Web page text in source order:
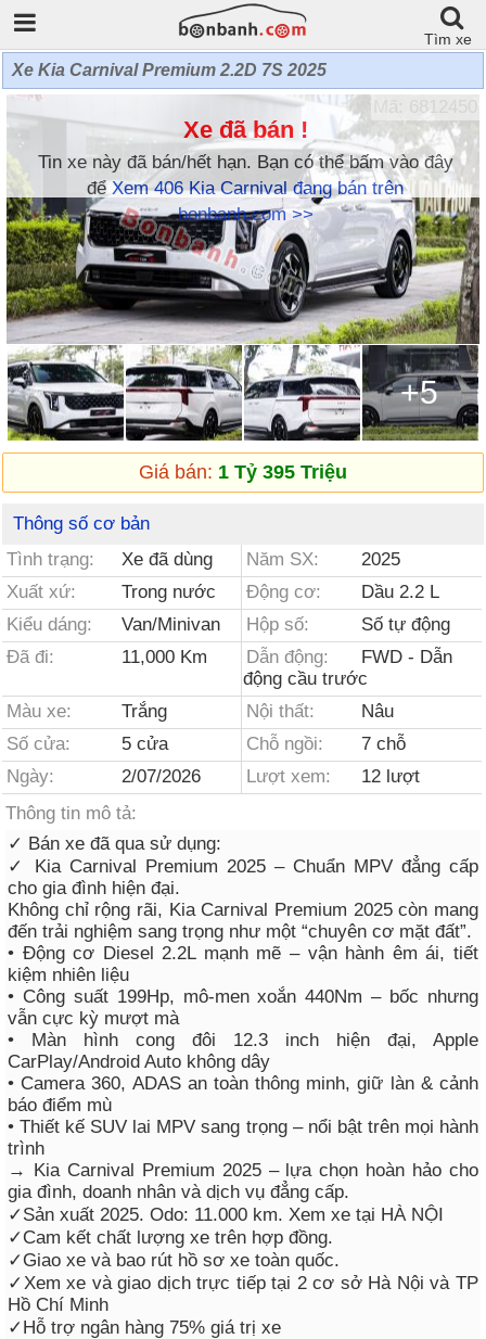
Tìm xe
Xe Kia Carnival Premium 2.2D 7S 2025
Xe đã bán !
Tin xe này đã bán/hết hạn. Bạn có thể bấm vào đây
để Xem 406 Kia Carnival đang bán trên
bonbanh.com >>
Mã: 6812450
+5
Giá bán: 1 Tỷ 395 Triệu
Thông số cơ bản
Tình trạng:
Xe đã dùng Năm SX:
2025
Xuất xứ:
Trong nước Động cơ:
Dầu 2.2 L
Kiểu dáng:
Van/Minivan Hộp số:
Số tự động
Đã đi:
11,000 Km Dẫn động:
FWD - Dẫn
động cầu trước
Màu xe:
Trắng Nội thất:
Nâu
Số cửa:
5 cửa Chỗ ngồi:
7 chỗ
Ngày:
2/07/2026 Lượt xem:
12 lượt
Thông tin mô tả:
✓ Bán xe đã qua sử dụng:
✓ Kia Carnival Premium 2025 – Chuẩn MPV đẳng cấp
cho gia đình hiện đại.
Không chỉ rộng rãi, Kia Carnival Premium 2025 còn mang
đến trải nghiệm sang trọng như một “chuyên cơ mặt đất”.
• Động cơ Diesel 2.2L mạnh mẽ – vận hành êm ái, tiết
kiệm nhiên liệu
• Công suất 199Hp, mô-men xoắn 440Nm – bốc nhưng
vẫn cực kỳ mượt mà
• Màn hình cong đôi 12.3 inch hiện đại, Apple
CarPlay/Android Auto không dây
• Camera 360, ADAS an toàn thông minh, giữ làn & cảnh
báo điểm mù
• Thiết kế SUV lai MPV sang trọng – nổi bật trên mọi hành
trình
→ Kia Carnival Premium 2025 – lựa chọn hoàn hảo cho
gia đình, doanh nhân và dịch vụ đẳng cấp.
✓Sản xuất 2025. Odo: 11.000 km. Xem xe tại HÀ NỘI
✓Cam kết chất lượng xe trên hợp đồng.
✓Giao xe và bao rút hồ sơ xe toàn quốc.
✓Xem xe và giao dịch trực tiếp tại 2 cơ sở Hà Nội và TP
Hồ Chí Minh
✓Hỗ trợ ngân hàng 75% giá trị xe